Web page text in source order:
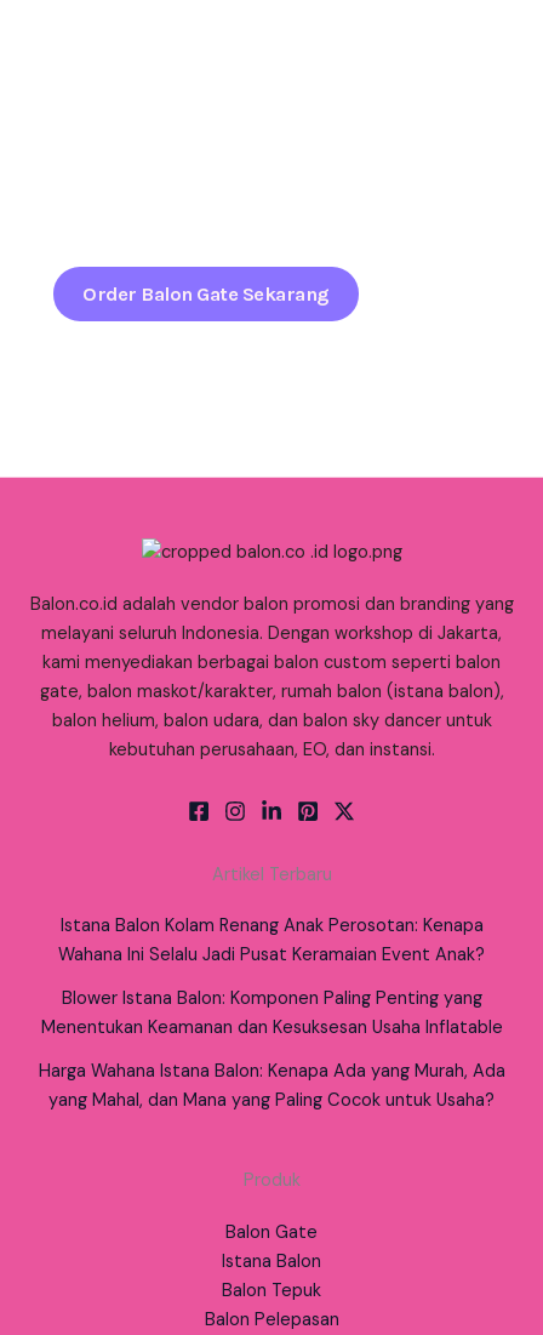
Order Balon Gate Sekarang
Balon.co.id adalah vendor balon promosi dan branding yang
melayani seluruh Indonesia. Dengan workshop di Jakarta,
kami menyediakan berbagai balon custom seperti balon
gate, balon maskot/karakter, rumah balon (istana balon),
balon helium, balon udara, dan balon sky dancer untuk
kebutuhan perusahaan, EO, dan instansi.
Artikel Terbaru
Istana Balon Kolam Renang Anak Perosotan: Kenapa
Wahana Ini Selalu Jadi Pusat Keramaian Event Anak?
Blower Istana Balon: Komponen Paling Penting yang
Menentukan Keamanan dan Kesuksesan Usaha Inflatable
Harga Wahana Istana Balon: Kenapa Ada yang Murah, Ada
yang Mahal, dan Mana yang Paling Cocok untuk Usaha?
Produk
Balon Gate
Istana Balon
Balon Tepuk
Balon Pelepasan